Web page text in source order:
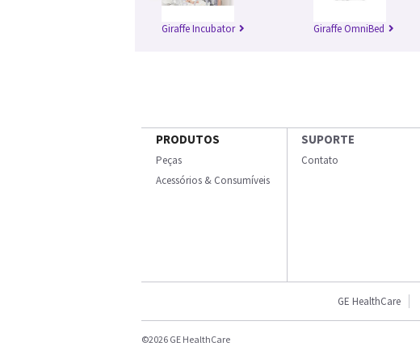
Giraffe Incubator Giraffe OmniBed
PRODUTOS
Peças
Acessórios & Consumíveis
SUPORTE
Contato
GE HealthCare
©2026 GE HealthCare